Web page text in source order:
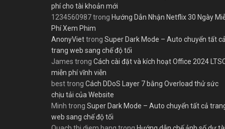
phí cho tài khoản mới
1234560987trong Hướng Dẫn Nhận Netflix 30 Ngày
Phí Xem Phim
AnonyViettrong Super Dark Mode – Auto chuyển tất cả
trang web sang chế độ tối
James trong Cách cài đặt và kích hoạt Office 2024
miễn phí vĩnh viễn
besttrong Cách DDoS Layer 7 bằng Overload thử sức
chịu tải của Website
Minh trong Super Dark Mode – Auto chuyển tất cả
web sang chế độ tối